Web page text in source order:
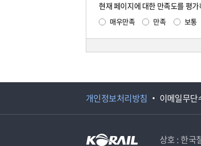
현재 페이지에 대한 만족도를 평
매우만족 만족 보통
개인정보처리방침 이메일무단
상호 : 한국